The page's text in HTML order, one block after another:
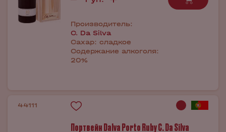
Производитель:
C. Da Silva
Сахар: сладкое
Содержание алкоголя:
20%
44111
Портвейн Dalva Porto Ruby C. Da Silva